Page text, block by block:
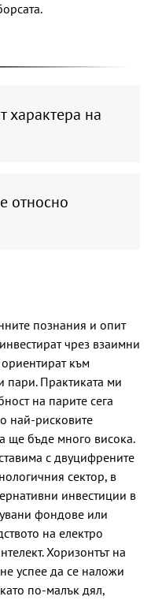
характера на
относно
познания и опит
чрез взаимни
към
пари. Практиката ми
на парите сега
най-рисковите
ще бъде много висока.
с двуцифрените
сектор, в
инвестиции в
фондове или
на електро
Хоризонтът на
успее да се наложи
по-малък дял,
Почина бащата на Лео
на Сърбия